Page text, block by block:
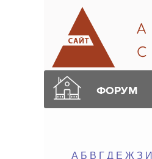
ФОРУМ
А Б В Г Д Е Ж З И